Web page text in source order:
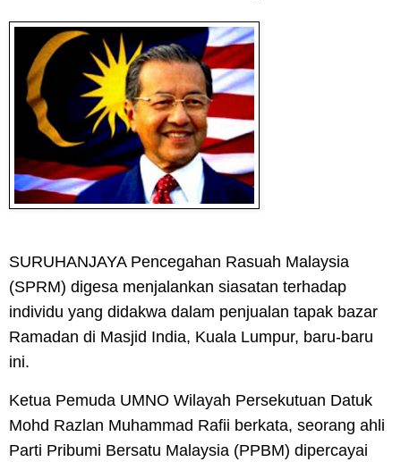
SURUHANJAYA Pencegahan Rasuah Malaysia
(SPRM) digesa menjalankan siasatan terhadap
individu yang didakwa dalam penjualan tapak bazar
Ramadan di Masjid India, Kuala Lumpur, baru-baru
ini.
Ketua Pemuda UMNO Wilayah Persekutuan Datuk
Mohd Razlan Muhammad Rafii berkata, seorang ahli
Parti Pribumi Bersatu Malaysia (PPBM) dipercayai